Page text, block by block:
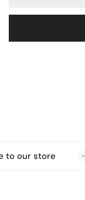
to our store